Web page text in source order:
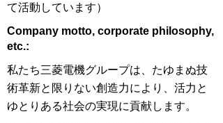
て活動しています）
​Company motto, corporate philosophy,
etc.:
私たち三菱電機グループは、たゆまぬ技
術革新と限りない創造力により、活力と
ゆとりある社会の実現に貢献します。